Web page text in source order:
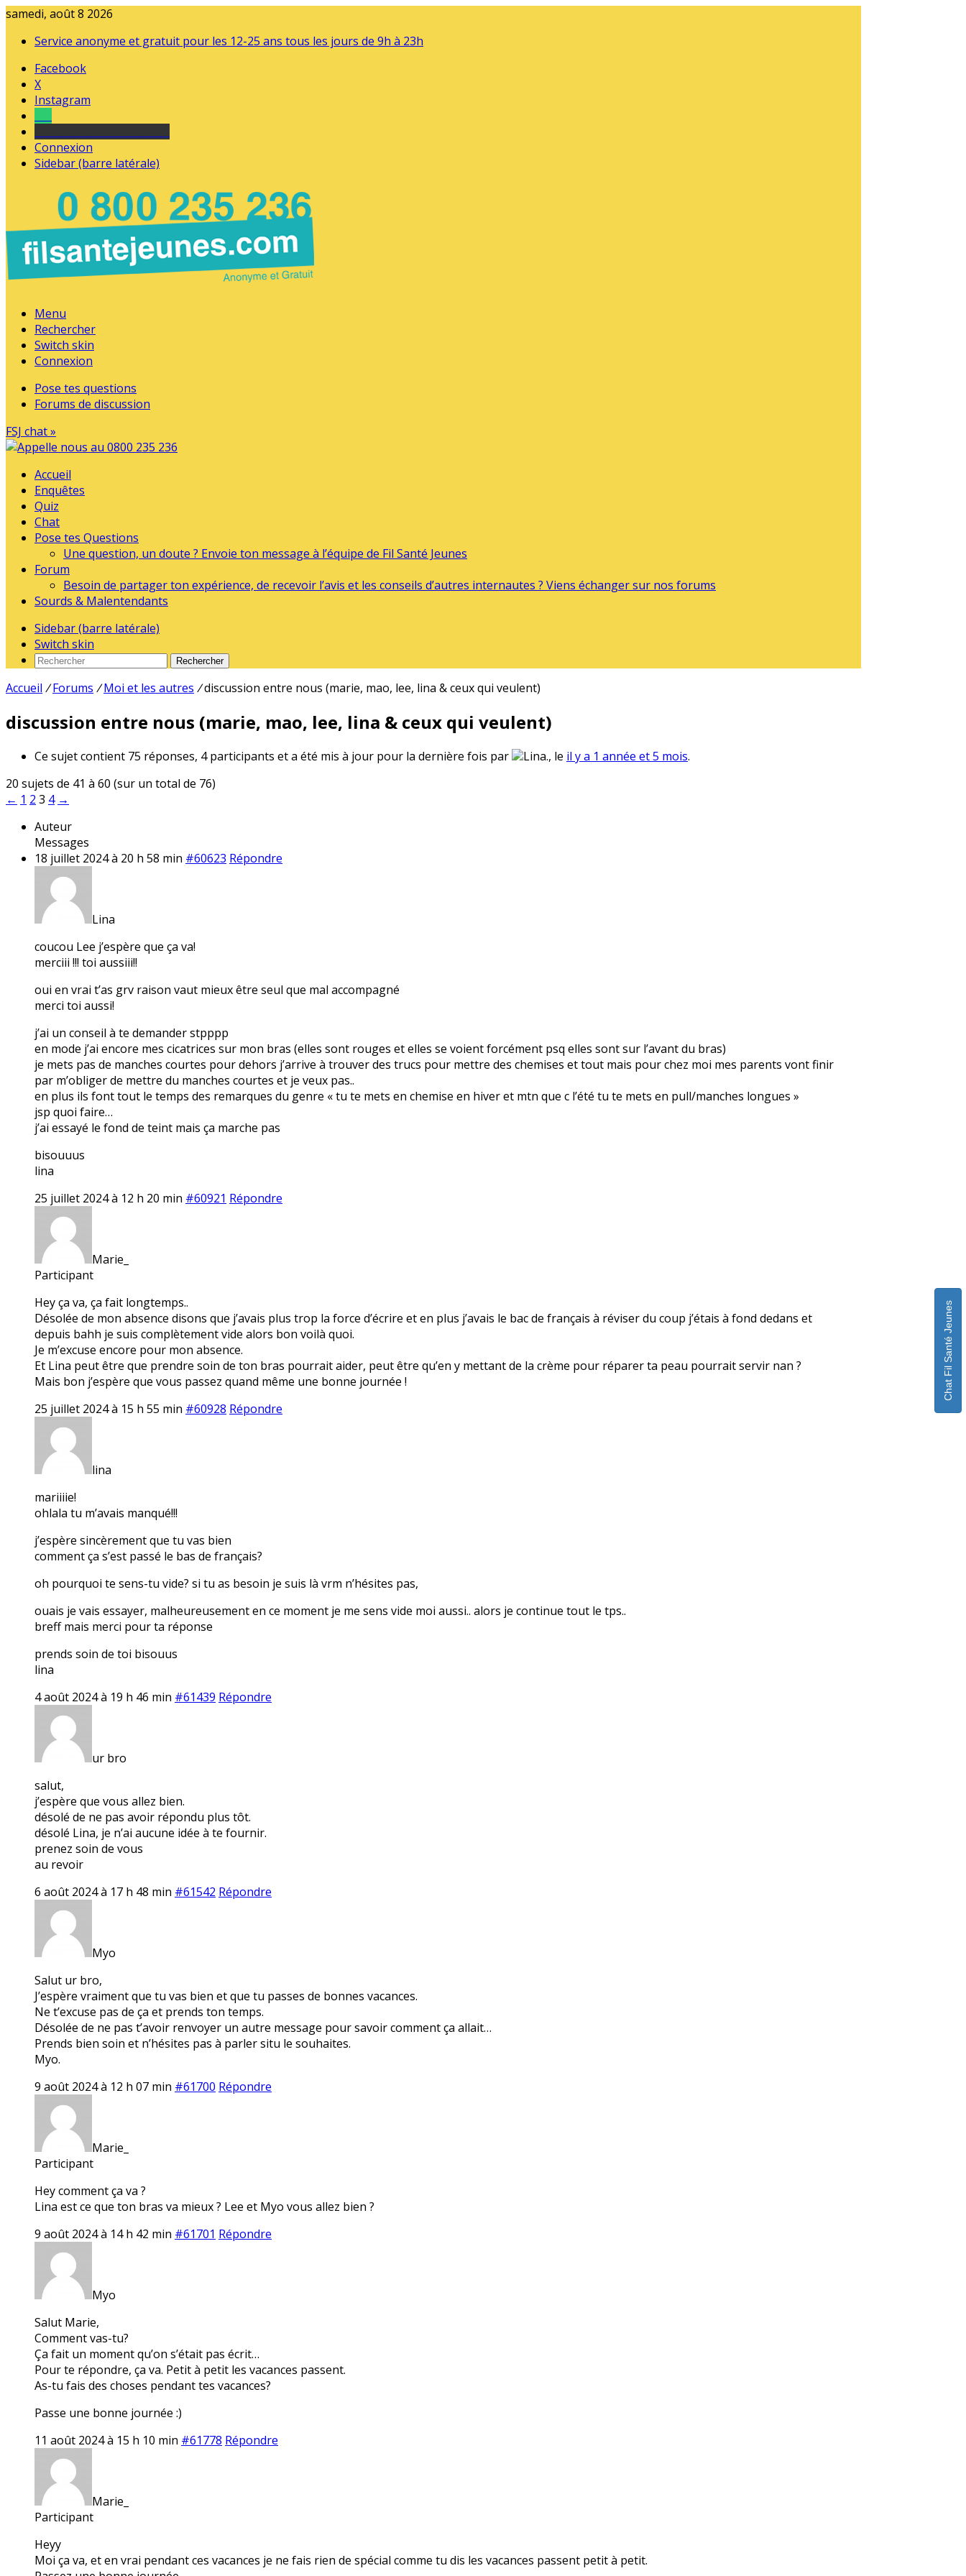
samedi, août 8 2026
Service anonyme et gratuit pour les 12-25 ans tous les jours de 9h à 23h
Facebook
X
Instagram
Connexion
Sidebar (barre latérale)
Menu
Rechercher
Switch skin
Connexion
Pose tes questions
Forums de discussion
FSJ chat »
Accueil
Enquêtes
Quiz
Chat
Pose tes Questions
Une question, un doute ? Envoie ton message à l’équipe de Fil Santé Jeunes
Forum
Besoin de partager ton expérience, de recevoir l’avis et les conseils d’autres internautes ? Viens échanger sur nos forums
Sourds & Malentendants
Sidebar (barre latérale)
Switch skin
Rechercher
Accueil / Forums / Moi et les autres /discussion entre nous (marie, mao, lee, lina & ceux qui veulent)
discussion entre nous (marie, mao, lee, lina & ceux qui veulent)
Ce sujet contient 75 réponses, 4 participants et a été mis à jour pour la dernière fois par Lina., le il y a 1 année et 5 mois.
20 sujets de 41 à 60 (sur un total de 76)
← 1 2 3 4 →
Auteur
Messages
18 juillet 2024 à 20 h 58 min #60623 Répondre
Lina
coucou Lee j’espère que ça va!
merciii !!! toi aussiii!!
oui en vrai t’as grv raison vaut mieux être seul que mal accompagné
merci toi aussi!
j’ai un conseil à te demander stpppp
en mode j’ai encore mes cicatrices sur mon bras (elles sont rouges et elles se voient forcément psq elles sont sur l’avant du bras)
je mets pas de manches courtes pour dehors j’arrive à trouver des trucs pour mettre des chemises et tout mais pour chez moi mes parents vont finir
par m’obliger de mettre du manches courtes et je veux pas..
en plus ils font tout le temps des remarques du genre « tu te mets en chemise en hiver et mtn que c l’été tu te mets en pull/manches longues »
jsp quoi faire…
j’ai essayé le fond de teint mais ça marche pas
bisouuus
lina
25 juillet 2024 à 12 h 20 min #60921 Répondre
Marie_
Participant
Hey ça va, ça fait longtemps..
Désolée de mon absence disons que j’avais plus trop la force d’écrire et en plus j’avais le bac de français à réviser du coup j’étais à fond dedans et
depuis bahh je suis complètement vide alors bon voilà quoi.
Je m’excuse encore pour mon absence.
Et Lina peut être que prendre soin de ton bras pourrait aider, peut être qu’en y mettant de la crème pour réparer ta peau pourrait servir nan ?
Mais bon j’espère que vous passez quand même une bonne journée !
25 juillet 2024 à 15 h 55 min #60928 Répondre
lina
mariiiie!
ohlala tu m’avais manqué!!!
j’espère sincèrement que tu vas bien
comment ça s’est passé le bas de français?
oh pourquoi te sens-tu vide? si tu as besoin je suis là vrm n’hésites pas,
ouais je vais essayer, malheureusement en ce moment je me sens vide moi aussi.. alors je continue tout le tps..
breff mais merci pour ta réponse
prends soin de toi bisouus
lina
4 août 2024 à 19 h 46 min #61439 Répondre
ur bro
salut,
j’espère que vous allez bien.
désolé de ne pas avoir répondu plus tôt.
désolé Lina, je n’ai aucune idée à te fournir.
prenez soin de vous
au revoir
6 août 2024 à 17 h 48 min #61542 Répondre
Myo
Salut ur bro,
J’espère vraiment que tu vas bien et que tu passes de bonnes vacances.
Ne t’excuse pas de ça et prends ton temps.
Désolée de ne pas t’avoir renvoyer un autre message pour savoir comment ça allait…
Prends bien soin et n’hésites pas à parler situ le souhaites.
Myo.
9 août 2024 à 12 h 07 min #61700 Répondre
Marie_
Participant
Hey comment ça va ?
Lina est ce que ton bras va mieux ? Lee et Myo vous allez bien ?
9 août 2024 à 14 h 42 min #61701 Répondre
Myo
Salut Marie,
Comment vas-tu?
Ça fait un moment qu’on s’était pas écrit…
Pour te répondre, ça va. Petit à petit les vacances passent.
As-tu fais des choses pendant tes vacances?
Passe une bonne journée :)
11 août 2024 à 15 h 10 min #61778 Répondre
Marie_
Participant
Heyy
Moi ça va, et en vrai pendant ces vacances je ne fais rien de spécial comme tu dis les vacances passent petit à petit.
Chat Fil Santé Jeunes